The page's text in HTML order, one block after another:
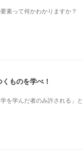
素って何かわかりますか？
ものを学べ！
を学んだ者のみ許される」